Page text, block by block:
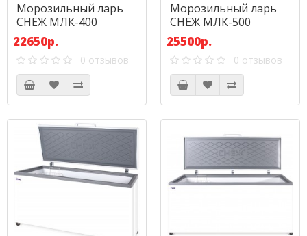
Морозильный ларь
СНЕЖ МЛК-400
22650р.
0 отзывов
Морозильный ларь
СНЕЖ МЛК-500
25500р.
0 отзывов